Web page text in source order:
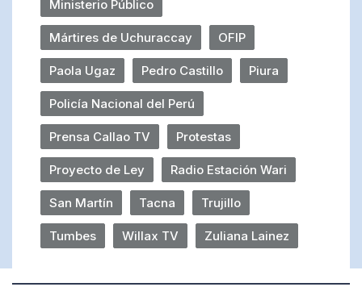
Ministerio Público
Mártires de Uchuraccay OFIP
Paola Ugaz Pedro Castillo Piura
Policía Nacional del Perú
Prensa Callao TV Protestas
Proyecto de Ley Radio Estación Wari
San Martín Tacna Trujillo
Tumbes Willax TV Zuliana Lainez